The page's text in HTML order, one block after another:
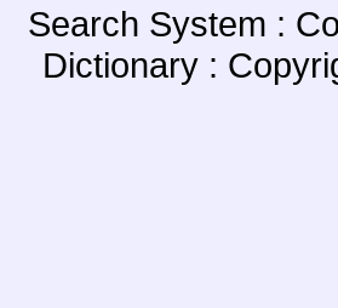
Search System :
Dictionary :